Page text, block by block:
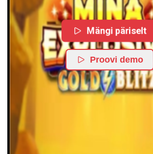
Mängi päriselt
Proovi demo